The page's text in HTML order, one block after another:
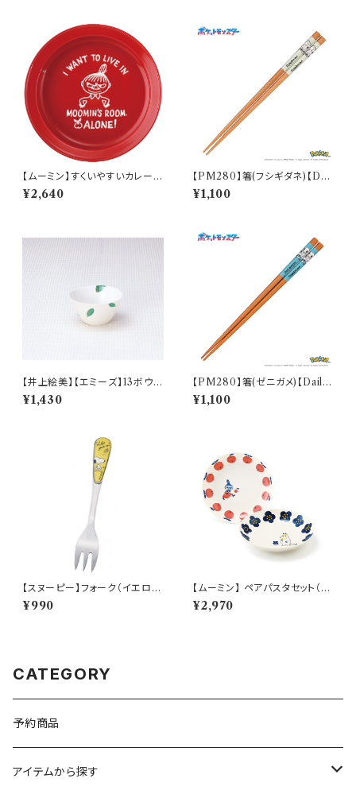
【ムーミン】すくいやすいカレー皿
（リトルミィ）【MM9000】MM
9002-320
¥2,640
【PM280】箸(フシギダネ)【Dail
y Sketch】PM281-840
¥1,100
【井上絵美】【エミーズ】13ボウル
【ベイリーフ】AM20-1-T24
¥1,430
【PM280】箸(ゼニガメ)【Daily
Sketch】PM283-840
¥1,100
【スヌーピー】フォーク（イエロ
ー）【シーズン】
¥990
【ムーミン】 ペアパスタセット（リ
トルミイ・スノークのおじょうさ
ん）【MM030】
¥2,970
CATEGORY
予約商品
アイテムから探す